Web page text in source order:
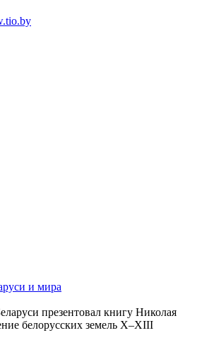
и мира
презентовал книгу Николая
белорусских земель Х–ХІІІ